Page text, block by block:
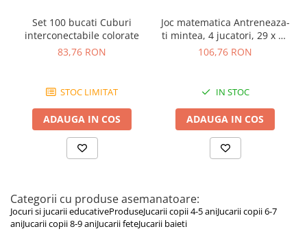
Set 100 bucati Cuburi
interconectabile colorate
83,76 RON
STOC LIMITAT
ADAUGA IN COS
Joc matematica Antreneaza-
ti mintea, 4 jucatori, 29 x 29
x 3,5 cm.
106,76 RON
IN STOC
ADAUGA IN COS
Categorii cu produse asemanatoare:
Jocuri si jucarii educativeProduseJucarii copii 4-5 aniJucarii copii 6-7
aniJucarii copii 8-9 aniJucarii feteJucarii baieti